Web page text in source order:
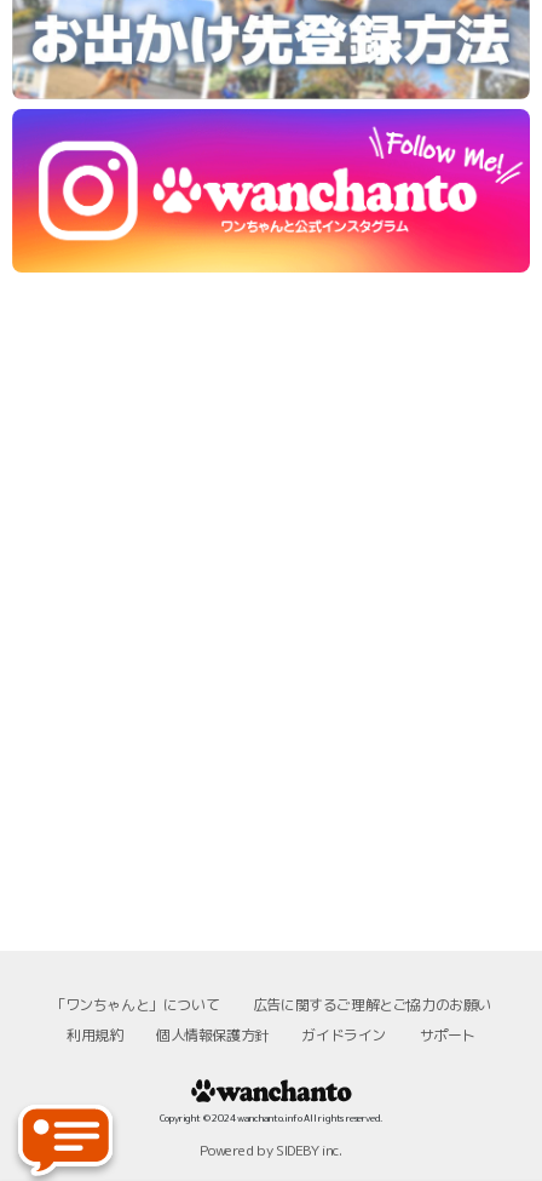
「ワンちゃんと」について
広告に関するご理解とご協力のお願い
利用規約
個人情報保護方針 ガイドライン サポート
Copyright © 2024 wanchanto.info All rights reserved.
Powered by SIDEBY inc.